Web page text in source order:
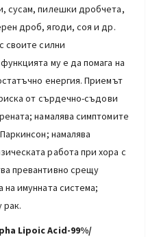
сусам, пилешки дробчета,
дроб, ягоди, соя и др.
своите силни
му е да помага на
енергия. Приемът
от сърдечно-съдови
намалява симптомите
намалява
работа при хора с
превантивно срещу
имунната система;
рак.
Lipoic Acid-99%/